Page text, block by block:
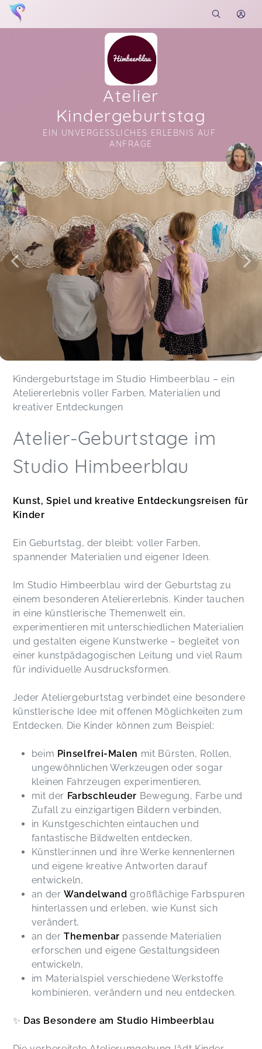
Atelier
Kindergeburtstag
EIN UNVERGESSLICHES ERLEBNIS AUF
ANFRAGE
Soon you will learn more about me here...
Kindergeburtstage im Studio Himbeerblau – ein
Ateliererlebnis voller Farben, Materialien und
kreativer Entdeckungen
Atelier-Geburtstage im
Studio Himbeerblau
Kunst, Spiel und kreative Entdeckungsreisen für
Kinder
Ein Geburtstag, der bleibt: voller Farben,
spannender Materialien und eigener Ideen.
Im Studio Himbeerblau wird der Geburtstag zu
einem besonderen Ateliererlebnis. Kinder tauchen
in eine künstlerische Themenwelt ein,
experimentieren mit unterschiedlichen Materialien
und gestalten eigene Kunstwerke – begleitet von
einer kunstpädagogischen Leitung und viel Raum
für individuelle Ausdrucksformen.
Jeder Ateliergeburtstag verbindet eine besondere
künstlerische Idee mit offenen Möglichkeiten zum
Entdecken. Die Kinder können zum Beispiel:
beim Pinselfrei-Malen mit Bürsten, Rollen,
ungewöhnlichen Werkzeugen oder sogar
kleinen Fahrzeugen experimentieren,
mit der Farbschleuder Bewegung, Farbe und
Zufall zu einzigartigen Bildern verbinden,
in Kunstgeschichten eintauchen und
fantastische Bildwelten entdecken,
Künstler:innen und ihre Werke kennenlernen
und eigene kreative Antworten darauf
entwickeln,
an derWandelwand großflächige Farbspuren
hinterlassen und erleben, wie Kunst sich
verändert,
an derThemenbar passende Materialien
erforschen und eigene Gestaltungsideen
entwickeln,
im Materialspiel verschiedene Werkstoffe
kombinieren, verändern und neu entdecken.
✨ Das Besondere am Studio Himbeerblau